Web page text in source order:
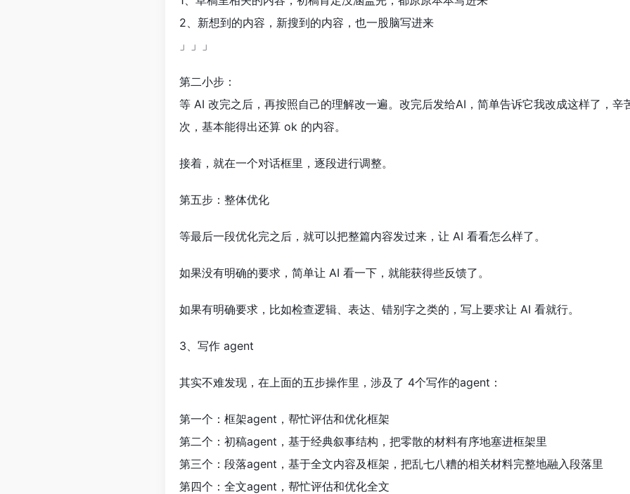
2、新想到的内容，新搜到的内容，也一股脑写进来
」」」
第二小步：
等 AI 改完之后，再按照自己的理解改一遍。改完后发给AI，简单告诉它我改成这样了，
次，基本能得出还算 ok 的内容。
接着，就在一个对话框里，逐段进行调整。
第五步：整体优化
等最后一段优化完之后，就可以把整篇内容发过来，让 AI 看看怎么样了。
如果没有明确的要求，简单让 AI 看一下，就能获得些反馈了。
如果有明确要求，比如检查逻辑、表达、错别字之类的，写上要求让 AI 看就行。
3、写作 agent
其实不难发现，在上面的五步操作里，涉及了 4个写作的agent：
第一个：框架agent，帮忙评估和优化框架
第二个：初稿agent，基于经典叙事结构，把零散的材料有序地塞进框架里
第三个：段落agent，基于全文内容及框架，把乱七八糟的相关材料完整地融入段落里
第四个：全文agent，帮忙评估和优化全文